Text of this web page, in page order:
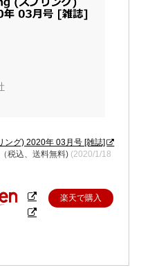
ング) 2020年 03月号 [雑誌]
税込、送料無料) (2020/1/18
楽天で購入